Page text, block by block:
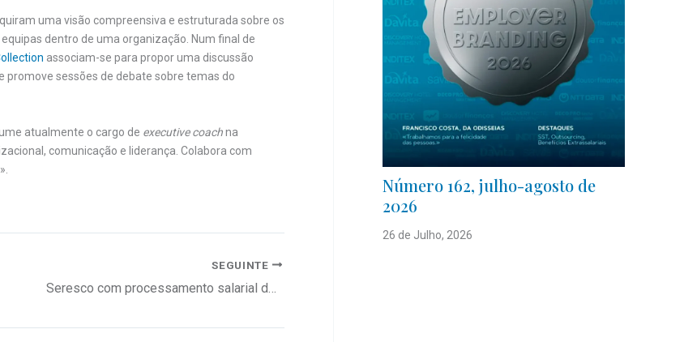
uma visão compreensiva e estruturada sobre os
dentro de uma organização. Num final de
associam-se para propor uma discussão
promove sessões de debate sobre temas do
atualmente o cargo de executive coachna
comunicação e liderança. Colabora com
SEGUINTE
Número 162, julho-agosto de
2026
26 de Julho, 2026